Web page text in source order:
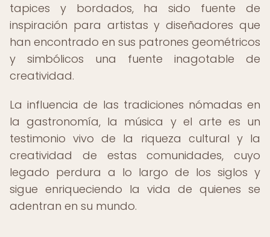
tapices y bordados, ha sido fuente de
inspiración para artistas y diseñadores que
han encontrado en sus patrones geométricos
y simbólicos una fuente inagotable de
creatividad.
La influencia de las tradiciones nómadas en
la gastronomía, la música y el arte es un
testimonio vivo de la riqueza cultural y la
creatividad de estas comunidades, cuyo
legado perdura a lo largo de los siglos y
sigue enriqueciendo la vida de quienes se
adentran en su mundo.